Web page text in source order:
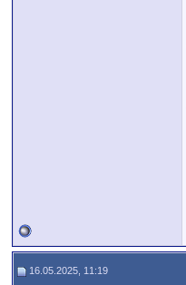
16.05.2025, 11:19